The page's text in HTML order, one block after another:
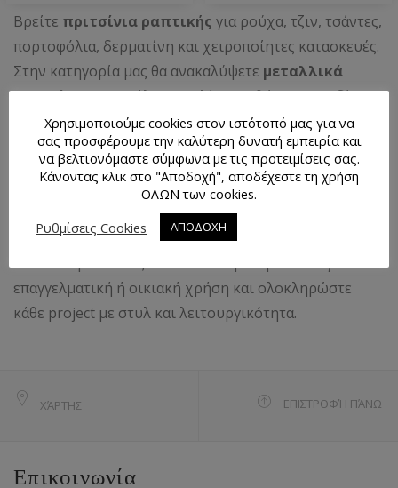
Βρείτε πριτσίνια ραπτικής για ρούχα, τζιν, τσάντες,
πορτοφόλια, δερματίνη και χειροποίητες κατασκευές.
Στην κατηγορία μας θα ανακαλύψετε μεταλλικά
πριτσίνιασε μεγάλη ποικιλία μεγεθών και σχεδίων,
ιδανικά γιαενίσχυση, διακόσμηση, επιδιορθώσεις
και DIY εφαρμογές.
Τα πριτσίνια αποτελούν βασικό εξάρτημα γιαdenim
και δερμάτινες κατασκευές, προσφέροντας
σταθερότητα, αντοχή και μοντέρνο αισθητικό
αποτέλεσμα. Επιλέξτε τα κατάλληλα πριτσίνια για
επαγγελματική ή οικιακή χρήση και ολοκληρώστε
κάθε project με στυλ και λειτουργικότητα.
ΧΆΡΤΗΣ ΕΠΙΣΤΡΟΦΉ ΠΆΝΩ
Επικοινωνία
Χρησιμοποιούμε cookies στον ιστότοπό μας για να
σας προσφέρουμε την καλύτερη δυνατή εμπειρία και
να βελτιονόμαστε σύμφωνα με τις προτειμίσεις σας.
Κάνοντας κλικ στο "Αποδοχή", αποδέχεστε τη χρήση
ΟΛΩΝ των cookies.
Ρυθμίσεις Cookies
ΑΠΟΔΟΧΗ